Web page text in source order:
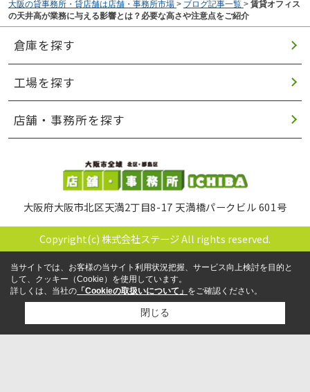
大阪の貸事務所・貸店舗は店舗・事務所市場 > ブログ記事一覧 > 賃貸オフィス
の天井高が業務に与える影響とは？必要な高さや注意点をご紹介
倉庫を探す
工場を探す
店舗・事務所を探す
大阪府大阪市北区天満2丁目8-17 天満橋パークビル 601号
Copyright(c) 株式会社ステージ All rights reserved.
当サイトでは、お客様の当サイト利用状況把握、サービス向上検討を目的と
して、クッキー（Cookie）を使用しています。
詳しくは、当社の 「Cookieの取扱いについて」 をご確認ください。
閉じる